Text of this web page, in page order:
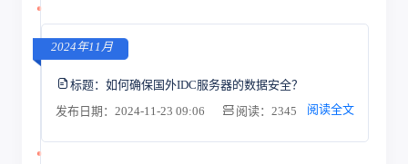
2024年11月
标题： 如何确保国外IDC服务器的数据安全？
发布日期：2024-11-23 09:06
阅读：2345 阅读全文